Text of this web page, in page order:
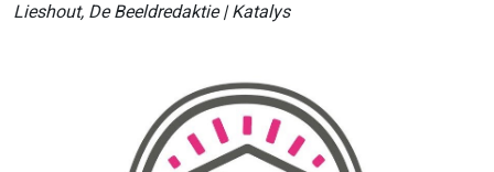
Lieshout, De Beeldredaktie | Katalys